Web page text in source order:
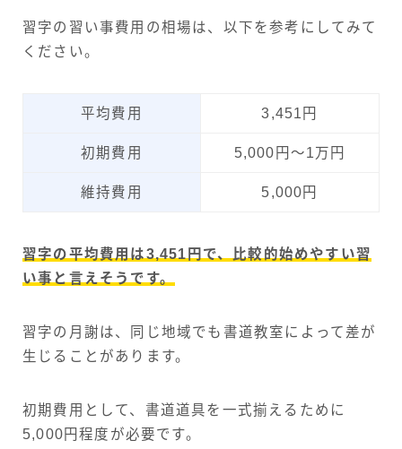
習字の習い事費用の相場は、以下を参考にしてみて
ください。
平均費用 3,451円
初期費用 5,000円〜1万円
維持費用 5,000円
習字の平均費用は3,451円で、比較的始めやすい習
い事と言えそうです。
習字の月謝は、同じ地域でも書道教室によって差が
生じることがあります。
初期費用として、書道道具を一式揃えるために
5,000円程度が必要です。